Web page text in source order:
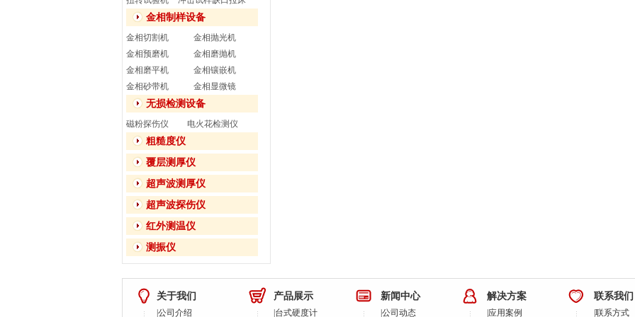
金相制样设备
金相切割机
金相抛光机
金相预磨机
金相磨抛机
金相磨平机
金相镶嵌机
金相砂带机
金相显微镜
无损检测设备
磁粉探伤仪 电火花检测仪
粗糙度仪
覆层测厚仪
超声波测厚仪
超声波探伤仪
红外测温仪
测振仪
关于我们
公司介绍
产品展示
台式硬度计
新闻中心
公司动态
解决方案
应用案例
联系我们
联系方式